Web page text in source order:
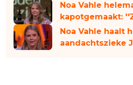
Noa Vahle
kapotgemaakt:
Noa Vahle haalt
aandachtszieke